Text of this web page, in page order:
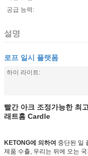
공급 능력:
설명
로프 일시 플랫폼
하이 라이트:
빨간 아크 조정가능한 최
래트홈 Cardle
KETONG에 의하여 중단된 일
제품 수출, 우리는 뒤에 오는